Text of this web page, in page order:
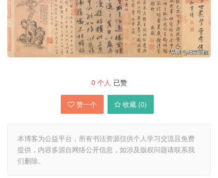
0 个人 已赞
赞一个 收藏 (0)
本博客为公益平台，所有书法资源仅供个人学习交流且免费
提供，内容多源自网络公开信息，如涉及版权问题请联系我
们删除。